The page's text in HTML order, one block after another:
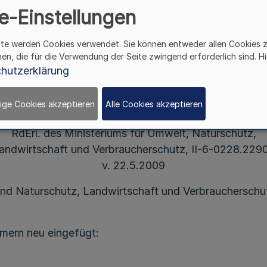
über die Gewährung von Zuwendungen
der Breitbandversorgung ländlicher
RdErl. des Ministeriums für Umwelt, Naturschutz,
und Verbraucherschutz, II-6-
v. 22.5.2009
Naturschutz, Landwirtschaft und
neu eingefügt:
Einstellungen
werden Cookies verwendet. Sie können entweder allen Cookies
die für die Verwendung der Seite zwingend erforderlich sind.
Cookies akzeptieren Alle Cookies akzeptieren